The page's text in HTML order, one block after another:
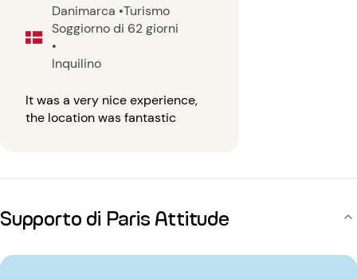
Danimarca •Turismo
Soggiorno di 62 giorni
•
Inquilino
It was a very nice experience,
the location was fantastic
Supporto di Paris Attitude